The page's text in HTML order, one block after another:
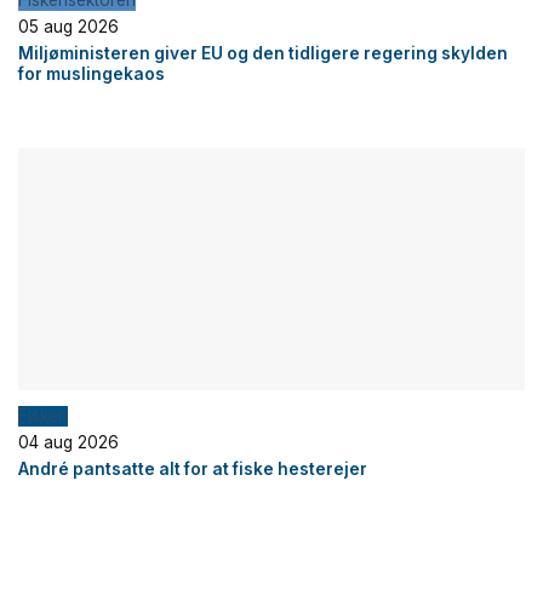
05 aug 2026
Miljøministeren giver EU og den tidligere regering skylden
for muslingekaos
Fiskeri
04 aug 2026
André pantsatte alt for at fiske hesterejer